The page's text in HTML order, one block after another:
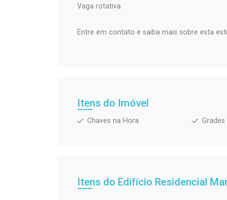
Vaga rotativa
Entre em contato e saiba mais sobre esta
Itens do Imóvel
Chaves na Hora Grades
Itens do Edifício Residencial